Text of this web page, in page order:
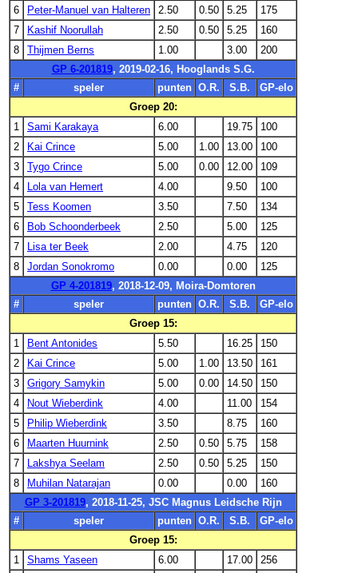
6
Peter-Manuel van Halteren 2.50 0.50 5.25
175
7
Kashif Noorullah 2.50 0.50 5.25
160
8
Thijmen Berns 1.00 3.00
200
GP 6-201819, 2019-02-16, Hooglands S.G.
#
speler punten O.R. S.B.
GP-elo
Groep 20:
1
Sami Karakaya 6.00 19.75
100
2
Kai Crince 5.00 1.00 13.00
100
3
Tygo Crince 5.00 0.00 12.00
109
4
Lola van Hemert 4.00 9.50
100
5
Tess Koomen 3.50 7.50
134
6
Bob Schoonderbeek 2.50 5.00
125
7
Lisa ter Beek 2.00 4.75
120
8
Jordan Sonokromo 0.00 0.00
125
GP 4-201819, 2018-12-09, Moira-Domtoren
#
speler punten O.R. S.B.
GP-elo
Groep 15:
1
Bent Antonides 5.50 16.25
150
2
Kai Crince 5.00 1.00 13.50
161
3
Grigory Samykin 5.00 0.00 14.50
150
4
Nout Wieberdink 4.00 11.00
154
5
Philip Wieberdink 3.50 8.75
160
6
Maarten Huurnink 2.50 0.50 5.75
158
7
Lakshya Seelam 2.50 0.50 5.25
150
8
Muhilan Natarajan 0.00 0.00
160
GP 3-201819, 2018-11-25, JSC Magnus Leidsche Rijn
#
speler punten O.R. S.B.
GP-elo
Groep 15:
1
Shams Yaseen 6.00 17.00
256